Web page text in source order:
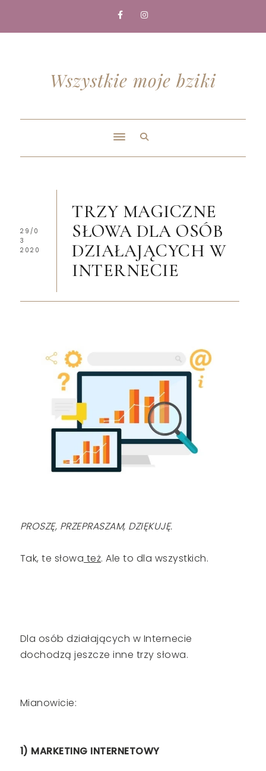
Wszystkie moje bziki
29/0
3
2020
TRZY MAGICZNE
SŁOWA DLA OSÓB
DZIAŁAJĄCYCH W
INTERNECIE
PROSZĘ, PRZEPRASZAM, DZIĘKUJĘ.
Tak, te słowa też. Ale to dla wszystkich.
Dla osób działających w Internecie
dochodzą jeszcze inne trzy słowa.
Mianowicie:
1) MARKETING INTERNETOWY